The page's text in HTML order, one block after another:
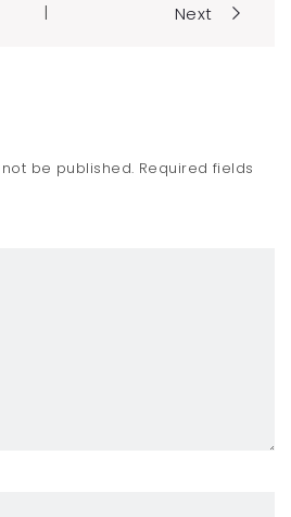
Next
be published. Required fields